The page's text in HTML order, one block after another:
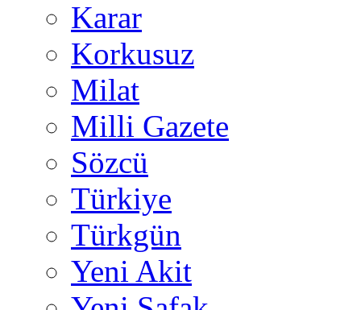
Karar
Korkusuz
Milat
Milli Gazete
Sözcü
Türkiye
Türkgün
Yeni Akit